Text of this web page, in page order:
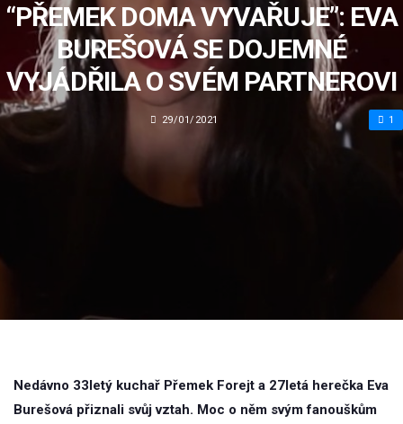
“PŘEMEK DOMA VYVAŘUJE”: EVA
BUREŠOVÁ SE DOJEMNÉ
VYJÁDŘILA O SVÉM PARTNEROVI
29/01/2021 1
Nedávno 33letý kuchař Přemek Forejt a 27letá herečka Eva
Burešová přiznali svůj vztah. Moc o něm svým fanouškům